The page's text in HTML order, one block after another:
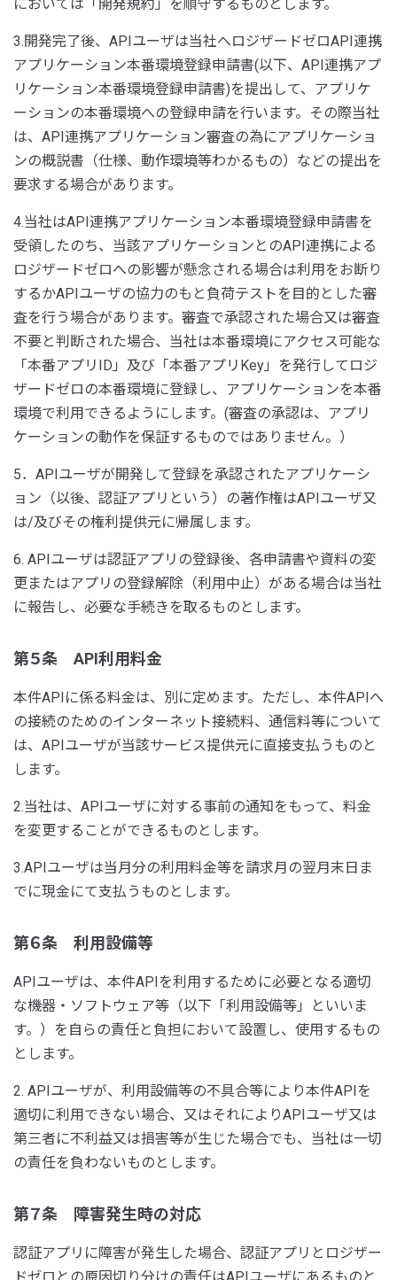
においては「開発規約」を順守するものとします。
3.開発完了後、APIユーザは当社へロジザードゼロAPI連携
アプリケーション本番環境登録申請書(以下、API連携アプ
リケーション本番環境登録申請書)を提出して、アプリケ
ーションの本番環境への登録申請を行います。その際当社
は、API連携アプリケーション審査の為にアプリケーショ
ンの概説書（仕様、動作環境等わかるもの）などの提出を
要求する場合があります。
4.当社はAPI連携アプリケーション本番環境登録申請書を
受領したのち、当該アプリケーションとのAPI連携による
ロジザードゼロへの影響が懸念される場合は利用をお断り
するかAPIユーザの協力のもと負荷テストを目的とした審
査を行う場合があります。審査で承認された場合又は審査
不要と判断された場合、当社は本番環境にアクセス可能な
「本番アプリID」及び「本番アプリKey」を発行してロジ
ザードゼロの本番環境に登録し、アプリケーションを本番
環境で利用できるようにします。(審査の承認は、アプリ
ケーションの動作を保証するものではありません。）
5．APIユーザが開発して登録を承認されたアプリケーシ
ョン（以後、認証アプリという）の著作権はAPIユーザ又
は/及びその権利提供元に帰属します。
6. APIユーザは認証アプリの登録後、各申請書や資料の変
更またはアプリの登録解除（利用中止）がある場合は当社
に報告し、必要な手続きを取るものとします。
第５条 API利用料金
本件APIに係る料金は、別に定めます。ただし、本件APIへ
の接続のためのインターネット接続料、通信料等について
は、APIユーザが当該サービス提供元に直接支払うものと
します。
2.当社は、APIユーザに対する事前の通知をもって、料金
を変更することができるものとします。
3.APIユーザは当月分の利用料金等を請求月の翌月末日ま
でに現金にて支払うものとします。
第６条 利用設備等
APIユーザは、本件APIを利用するために必要となる適切
な機器・ソフトウェア等（以下「利用設備等」といいま
す。）を自らの責任と負担において設置し、使用するもの
とします。
2. APIユーザが、利用設備等の不具合等により本件APIを
適切に利用できない場合、又はそれによりAPIユーザ又は
第三者に不利益又は損害等が生じた場合でも、当社は一切
の責任を負わないものとします。
第７条 障害発生時の対応
認証アプリに障害が発生した場合、認証アプリとロジザー